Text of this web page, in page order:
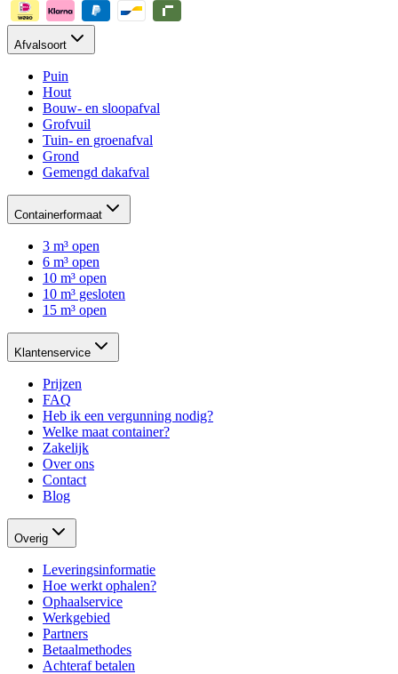
Afvalsoort
Puin
Hout
Bouw- en sloopafval
Grofvuil
Tuin- en groenafval
Grond
Gemengd dakafval
Containerformaat
3 m³ open
6 m³ open
10 m³ open
10 m³ gesloten
15 m³ open
Klantenservice
Prijzen
FAQ
Heb ik een vergunning nodig?
Welke maat container?
Zakelijk
Over ons
Contact
Blog
Overig
Leveringsinformatie
Hoe werkt ophalen?
Ophaalservice
Werkgebied
Partners
Betaalmethodes
Achteraf betalen